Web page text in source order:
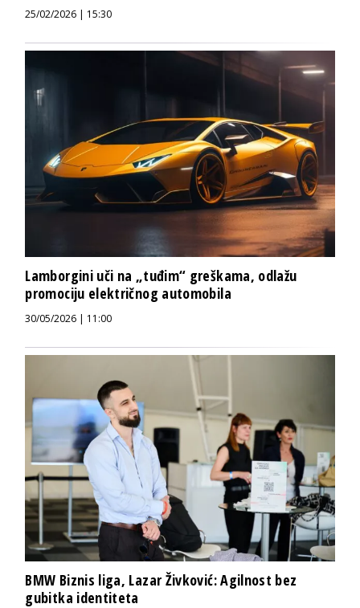
25/02/2026 | 15:30
Lamborgini uči na „tuđim“ greškama, odlažu
promociju električnog automobila
30/05/2026 | 11:00
BMW Biznis liga, Lazar Živković: Agilnost bez
gubitka identiteta